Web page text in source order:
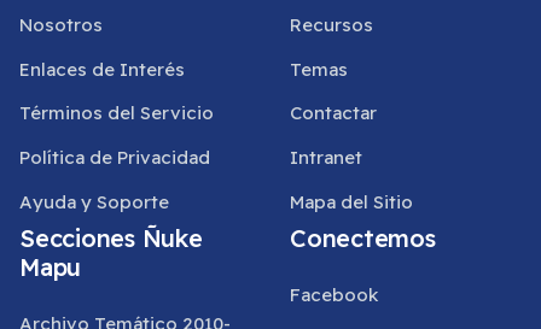
Nosotros
Enlaces de Interés
Términos del Servicio
Política de Privacidad
Ayuda y Soporte
Recursos
Temas
Contactar
Intranet
Mapa del Sitio
Secciones Ñuke
Mapu
Archivo Temático 2010-
Conectemos
Facebook